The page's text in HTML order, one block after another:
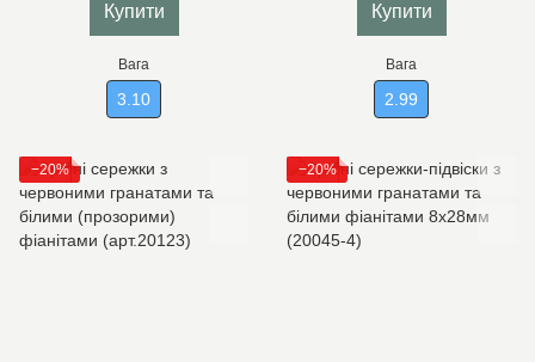
Купити
Вага
3.10
Купити
Вага
2.99
−20% −20%